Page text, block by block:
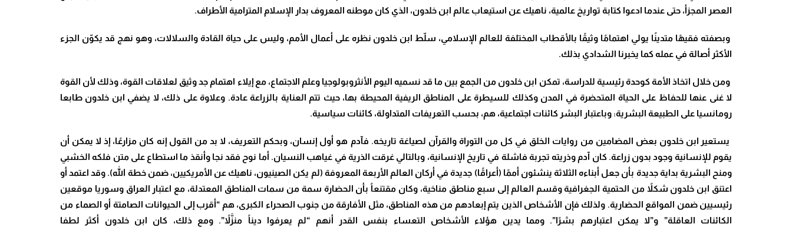
العصر المجزأ، حتى عندما ادعوا كتابة تواريخ عالمية، ناهيك عن استيعاب عالم ابن خلدون، الذي كان موطنه المعروف بدار الإسلام المترامية الأطراف.
وبصفته فقيهًا متدينًا يولي اهتمامًا وثيقًا بالأقطاب المختلفة للعالم الإسلامي، سلّط ابن خلدون نظره على أعمال الأمم، وليس على حياة القادة والسلالات، وهو نهج قد يكوّن الجزء
الأكثر أصالة في عمله كما يخبرنا الشدادي بذلك.
ومن خلال اتخاذ الأمة كوحدة رئيسية للدراسة، تمكن ابن خلدون من الجمع بين ما قد نسميه اليوم الأنثروبولوجيا وعلم الاجتماع، مع إيلاء اهتمام جد وثيق لعلاقات القوة، وذلك لأن القوة
لا غنى عنها للحفاظ على الحياة المتحضرة في المدن وكذلك للسيطرة على المناطق الريفية المحيطة بها، حيث تتم العناية بالزراعة عادة. وعلاوة على ذلك، لا يضفي ابن خلدون طابعا
رومانسيا على الطبيعة البشرية: وباعتبار البشر كائنات اجتماعية، هم، بحسب التعريفات المتداولة، كائنات سياسية.
يستعير ابن خلدون بعض المضامين من روايات الخلق في كل من التوراة والقرآن لصياغة تاريخه. فآدم هو أول إنسان، وبحكم التعريف، لا بد من القول إنه كان مزارعًا، إذ لا يمكن أن
يقوم للإنسانية وجود بدون زراعة. كان آدم وذريته تجربة فاشلة في تاريخ الإنسانية، وبالتالي غرقت الذرية في غياهب النسيان. أما نوح فقد نجا وأنقذ ما استطاع على متن فلكه الخشبي
ومنح البشرية بداية جديدة بأن جعل أبناءه الثلاثة ينشئون أممًا (أعراقًا) جديدة في أركان العالم الأربعة المعروفة (لم يكن الصينيون، ناهيك عن الأمريكيين، ضمن خطة الله). وقد اعتمد أو
اعتنق ابن خلدون شكلاً من الحتمية الجغرافية وقسم العالم إلى سبع مناطق مناخية، وكان مقتنعاً بأن الحضارة سمة من سمات المناطق المعتدلة، مع اعتبار العراق وسوريا موقعين
رئيسيين ضمن المواقع الحضارية. ولذلك فإن الأشخاص الذين يتم إبعادهم من هذه المناطق، مثل الأفارقة من جنوب الصحراء الكبرى، هم “أقرب إلى الحيوانات الصامتة أو الصماء من
الكائنات العاقلة” و”لا يمكن اعتبارهم بشرًا”. ومما يدين هؤلاء الأشخاص التعساء بنفس القدر أنهم “لم يعرفوا ديناً منزَّلاً”. ومع ذلك، كان ابن خلدون أكثر لطفا